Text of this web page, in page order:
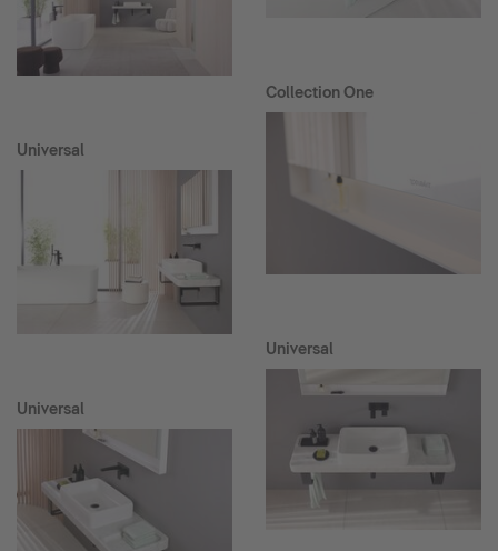
Universal
Universal
Collection One
Universal